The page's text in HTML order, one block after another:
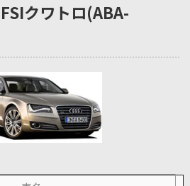
クワトロ(ABA-